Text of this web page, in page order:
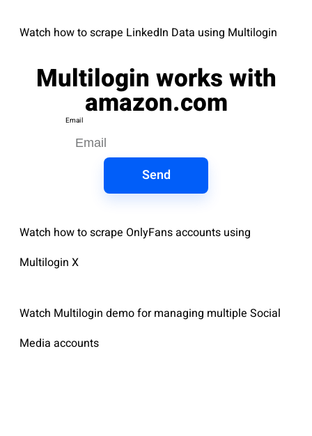
Watch how to scrape LinkedIn Data using Multilogin
Multilogin works with
amazon.com
Email
Send
Watch how to scrape OnlyFans accounts using
Multilogin X
Watch Multilogin demo for managing multiple Social
Media accounts